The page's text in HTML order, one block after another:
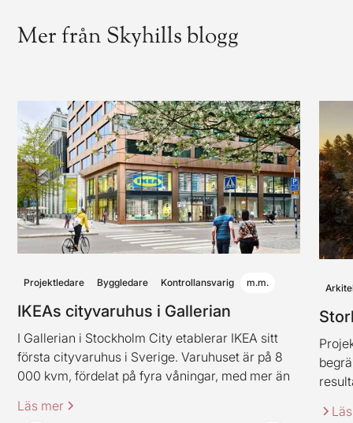
Mer från Skyhills blogg
Projektledare Byggledare Kontrollansvarig m.m.
IKEAs cityvaruhus i Gallerian
I Gallerian i Stockholm City etablerar IKEA sitt
första cityvaruhus i Sverige. Varuhuset är på 8
000 kvm, fördelat på fyra våningar, med mer än
IKEAs klassiska restaurangkoncept (dock i en ny
Läs mer